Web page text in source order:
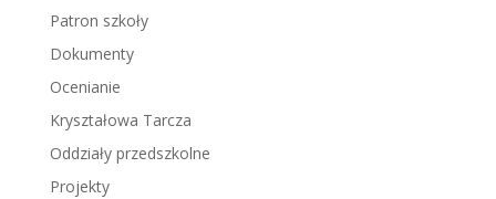
Patron szkoły
Dokumenty
Ocenianie
Kryształowa Tarcza
Oddziały przedszkolne
Projekty